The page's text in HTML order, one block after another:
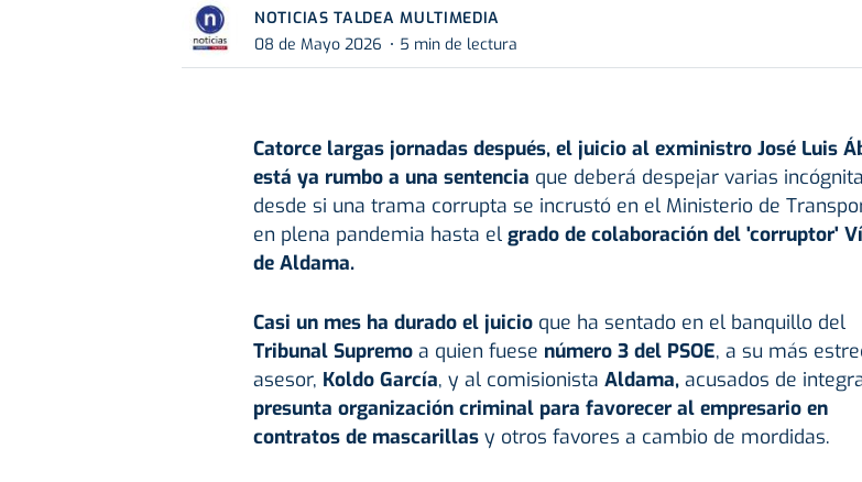
NOTICIAS TALDEA MULTIMEDIA
08 de Mayo 2026
5 min de lectura
Catorce largas jornadas después, el juicio al exministro José Luis
está ya rumbo a una sentencia que deberá despejar varias
desde si una trama corrupta se incrustó en el Ministerio de
en plena pandemia hasta elgrado de colaboración del 'corruptor'
deAldama.
Casi un mes ha durado el juicioque ha sentado en el banquillo del
Tribunal Supremo a quien fuese número 3 del PSOE, a su más
asesor, Koldo García, y al comisionista Aldama,acusados de
presunta organización criminal para favorecer al empresario en
contratos de mascarillas y otros favores a cambio de mordidas.